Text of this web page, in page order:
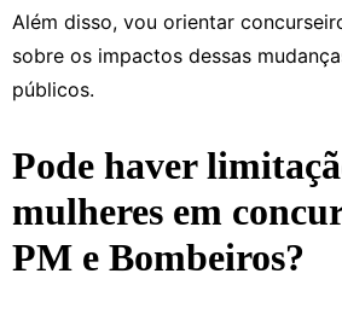
Além disso, vou orientar
sobre os impactos dessas
públicos.
Pode haver
mulheres em
PM e Bombeiros?